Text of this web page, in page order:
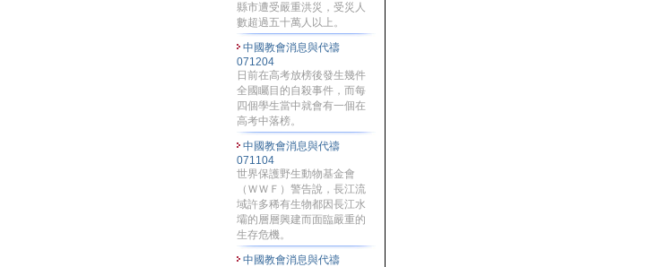
縣市遭受嚴重洪災，受災人
數超過五十萬人以上。
中國教會消息與代禱
071204
日前在高考放榜後發生幾件
全國矚目的自殺事件，而每
四個學生當中就會有一個在
高考中落榜。
中國教會消息與代禱
071104
世界保護野生動物基金會
（ＷＷＦ）警告說，長江流
域許多稀有生物都因長江水
壩的層層興建而面臨嚴重的
生存危機。
中國教會消息與代禱